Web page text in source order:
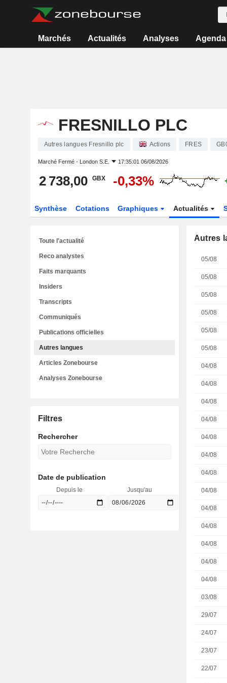
Marchés Actualités Analyses Agenda
FRESNILLO PLC
Autres langues Fresnillo plc Actions FRES
Marché Fermé - London S.E. 17:35:01 06/08/2026
2 738,00 GBX -0,33%
Synthèse Cotations Graphiques Actualités
Autres
05/08
05/08
05/08
05/08
05/08
05/08
04/08
04/08
04/08
04/08
04/08
04/08
04/08
04/08
04/08
04/08
04/08
04/08
04/08
03/08
29/07
24/07
23/07
22/07
Toute l'actualité
Reco analystes
Faits marquants
Insiders
Transcripts
Communiqués
Publications officielles
Autres langues
Articles Zonebourse
Analyses Zonebourse
Filtres
Rechercher
Date de publication
Depuis le Jusqu'au